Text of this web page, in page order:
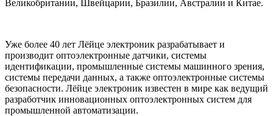
Великобритании, Швейцарии, Бразилии, Австралии и Китае.
Уже более 40 лет Лёйце электроник разрабатывает и
производит оптоэлектронные датчики, системы
идентификации, промышленные системы машинного зрения,
системы передачи данных, а также оптоэлектронные системы
безопасности. Лёйце электроник известен в мире как ведущий
разработчик инновационных оптоэлектронных систем для
промышленной автоматизации.